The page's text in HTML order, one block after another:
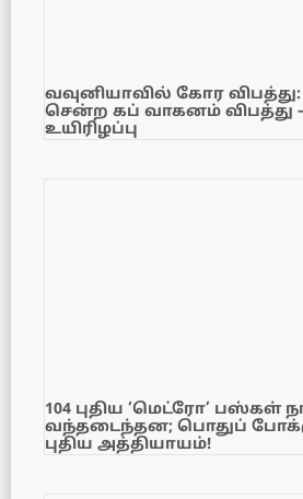
வவுனியாவில் கோர விபத்து:
சென்ற கப் வாகனம் விபத்து
உயிரிழப்பு
104 புதிய ‘மெட்ரோ’ பஸ்கள்
வந்தடைந்தன; பொதுப்
புதிய அத்தியாயம்!